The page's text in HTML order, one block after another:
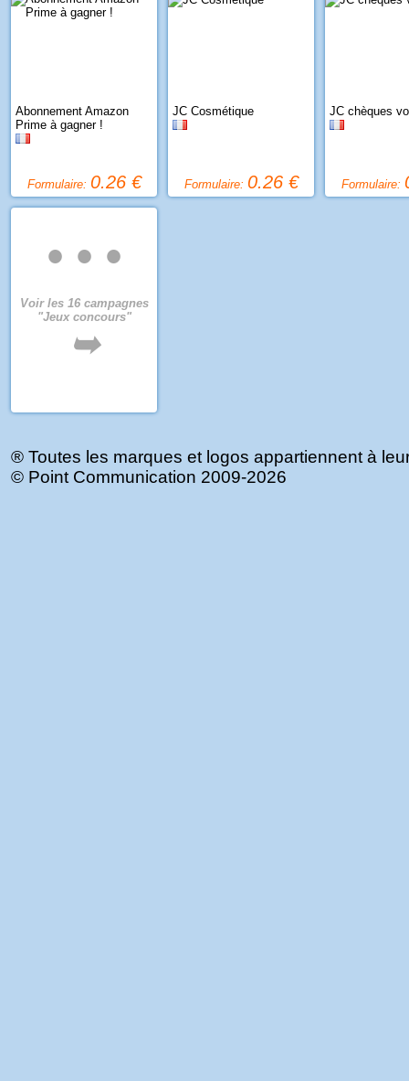
Abonnement Amazon
Prime à gagner !
Formulaire: 0.26 €
JC Cosmétique
Formulaire: 0.26 €
JC chèques
Formulaire:
• • •
Voir les 16 campagnes
"Jeux concours"
➥
® Toutes les marques et logos appartiennent à
© Point Communication 2009-2026